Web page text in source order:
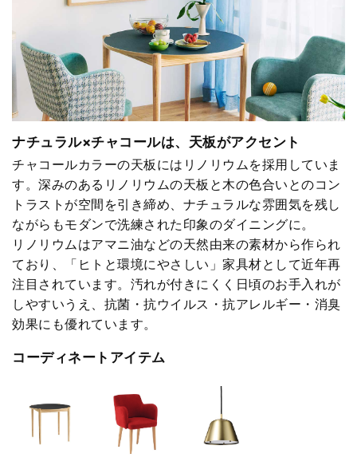
ナチュラル×チャコールは、天板がアクセント
チャコールカラーの天板にはリノリウムを採用していま
す。深みのあるリノリウムの天板と木の色合いとのコン
トラストが空間を引き締め、ナチュラルな雰囲気を残し
ながらもモダンで洗練された印象のダイニングに。
リノリウムはアマニ油などの天然由来の素材から作られ
ており、「ヒトと環境にやさしい」家具材として近年再
注目されています。汚れが付きにくく日頃のお手入れが
しやすいうえ、抗菌・抗ウイルス・抗アレルギー・消臭
効果にも優れています。
コーディネートアイテム